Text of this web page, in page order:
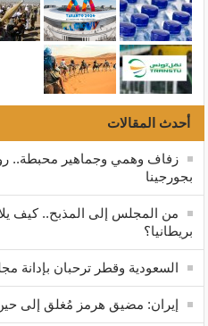
أحدث المقالات
زفاف وهمي وجماهير محبطة..
بجورجينا
من المجلس إلى المذبح.. كيف
بريطانيا؟
السعودية وقطر ترحبان بإدانة
إيران: مضيق هرمز مُغلق إلى